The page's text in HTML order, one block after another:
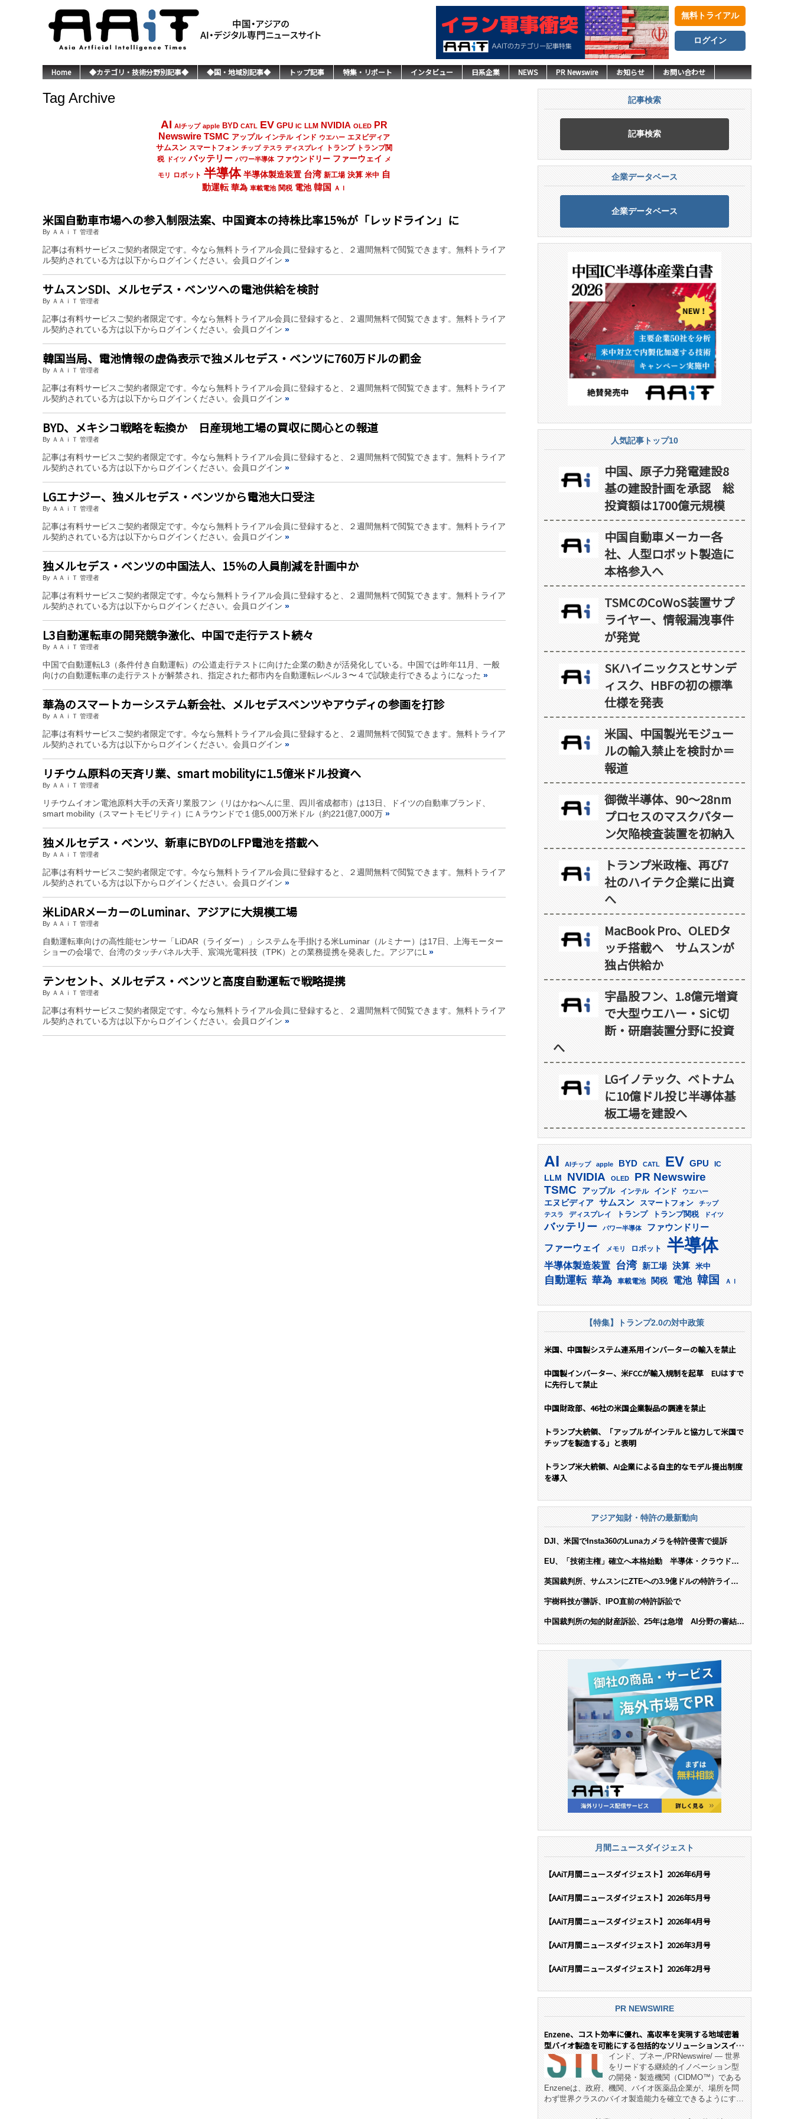
無料トライアル
ログイン
Home ◆カテゴリ・技術分野別記事◆ ◆国・地域別記事◆ トップ記事 特集・リポート インタビュー 日系企業 NEWS PR Newswire お知らせ お問い合わせ
Tag Archive
AI AIチップ apple BYD CATL EV GPU IC LLM NVIDIA OLED PR
Newswire TSMC アップル インテル インド ウエハー エヌビディア
サムスン スマートフォン チップ テスラ ディスプレイ トランプ
トランプ関
税
ドイツ バッテリー パワー半導体 ファウンドリー ファーウェイ メ
モリ ロボット 半導体 半導体製造装置 台湾 新工場 決算 米中 自
動運転 華為 車載電池 関税 電池 韓国 ＡＩ
米国自動車市場への参入制限法案、中国資本の持株比率15%が「レッドライン」に
By ＡＡｉＴ 管理者
記事は有料サービスご契約者限定です。今なら無料トライアル会員に登録すると、２週間無料で閲覧できます。無料トライア
ル契約されている方は以下からログインください。会員ログイン »
サムスンSDI、メルセデス・ベンツへの電池供給を検討
By ＡＡｉＴ 管理者
記事は有料サービスご契約者限定です。今なら無料トライアル会員に登録すると、２週間無料で閲覧できます。無料トライア
ル契約されている方は以下からログインください。会員ログイン »
韓国当局、電池情報の虚偽表示で独メルセデス・ベンツに760万ドルの罰金
By ＡＡｉＴ 管理者
記事は有料サービスご契約者限定です。今なら無料トライアル会員に登録すると、２週間無料で閲覧できます。無料トライア
ル契約されている方は以下からログインください。会員ログイン »
BYD、メキシコ戦略を転換か 日産現地工場の買収に関心との報道
By ＡＡｉＴ 管理者
記事は有料サービスご契約者限定です。今なら無料トライアル会員に登録すると、２週間無料で閲覧できます。無料トライア
ル契約されている方は以下からログインください。会員ログイン »
LGエナジー、独メルセデス・ベンツから電池大口受注
By ＡＡｉＴ 管理者
記事は有料サービスご契約者限定です。今なら無料トライアル会員に登録すると、２週間無料で閲覧できます。無料トライア
ル契約されている方は以下からログインください。会員ログイン »
独メルセデス・ベンツの中国法人、15％の人員削減を計画中か
By ＡＡｉＴ 管理者
記事は有料サービスご契約者限定です。今なら無料トライアル会員に登録すると、２週間無料で閲覧できます。無料トライア
ル契約されている方は以下からログインください。会員ログイン »
L3自動運転車の開発競争激化、中国で走行テスト続々
By ＡＡｉＴ 管理者
中国で自動運転L3（条件付き自動運転）の公道走行テストに向けた企業の動きが活発化している。中国では昨年11月、一般
向けの自動運転車の走行テストが解禁され、指定された都市内を自動運転レベル３〜４で試験走行できるようになった »
華為のスマートカーシステム新会社、メルセデスベンツやアウディの参画を打診
By ＡＡｉＴ 管理者
記事は有料サービスご契約者限定です。今なら無料トライアル会員に登録すると、２週間無料で閲覧できます。無料トライア
ル契約されている方は以下からログインください。会員ログイン »
リチウム原料の天斉リ業、smart mobilityに1.5億米ドル投資へ
By ＡＡｉＴ 管理者
リチウムイオン電池原料大手の天斉リ業股フン（リはかねへんに里、四川省成都市）は13日、ドイツの自動車ブランド、
smart mobility（スマートモビリティ）にＡラウンドで１億5,000万米ドル（約221億7,000万 »
独メルセデス・ベンツ、新車にBYDのLFP電池を搭載へ
By ＡＡｉＴ 管理者
記事は有料サービスご契約者限定です。今なら無料トライアル会員に登録すると、２週間無料で閲覧できます。無料トライア
ル契約されている方は以下からログインください。会員ログイン »
米LiDARメーカーのLuminar、アジアに大規模工場
By ＡＡｉＴ 管理者
自動運転車向けの高性能センサー「LiDAR（ライダー）」システムを手掛ける米Luminar（ルミナー）は17日、上海モーター
ショーの会場で、台湾のタッチパネル大手、宸鴻光電科技（TPK）との業務提携を発表した。アジアにL »
テンセント、メルセデス・ベンツと高度自動運転で戦略提携
By ＡＡｉＴ 管理者
記事は有料サービスご契約者限定です。今なら無料トライアル会員に登録すると、２週間無料で閲覧できます。無料トライア
ル契約されている方は以下からログインください。会員ログイン »
記事検索
記事検索
企業データベース
企業データベース
人気記事トップ10
中国、原子力発電建設8
基の建設計画を承認 総
投資額は1700億元規模
中国自動車メーカー各
社、人型ロボット製造に
本格参入へ
TSMCのCoWoS装置サプ
ライヤー、情報漏洩事件
が発覚
SKハイニックスとサンデ
ィスク、HBFの初の標準
仕様を発表
米国、中国製光モジュー
ルの輸入禁止を検討か＝
報道
御微半導体、90～28nm
プロセスのマスクパター
ン欠陥検査装置を初納入
トランプ米政権、再び7
社のハイテク企業に出資
へ
MacBook Pro、OLEDタ
ッチ搭載へ サムスンが
独占供給か
宇晶股フン、1.8億元増資
で大型ウエハー・SiC切
断・研磨装置分野に投資
へ
LGイノテック、ベトナム
に10億ドル投じ半導体基
板工場を建設へ
AI AIチップ apple BYD CATL EV GPU IC
LLM NVIDIA OLED PR Newswire
TSMC アップル インテル インド ウエハー
エヌビディア サムスン スマートフォン
チップ
テスラ
ディスプレイ トランプ トランプ関税 ドイツ
バッテリー パワー半導体 ファウンドリー
ファーウェイ メモリ ロボット 半導体
半導体製造装置 台湾 新工場 決算 米中
自動運転 華為 車載電池 関税 電池 韓国 ＡＩ
【特集】トランプ2.0の対中政策
米国、中国製システム連系用インバーターの輸入を禁止
中国製インバーター、米FCCが輸入規制を起草 EUはすで
に先行して禁止
中国財政部、46社の米国企業製品の調達を禁止
トランプ大統領、「アップルがインテルと協力して米国で
チップを製造する」と表明
トランプ米大統領、AI企業による自主的なモデル提出制度
を導入
アジア知財・特許の最新動向
DJI、米国でInsta360のLunaカメラを特許侵害で提訴
EU、「技術主権」確立へ本格始動 半導体・クラウド・
英国裁判所、サムスンにZTEへの3.9億ドルの特許ライセ
宇樹科技が勝訴、IPO直前の特許訴訟で
中国裁判所の知的財産訴訟、25年は急増 AI分野の審結件
月間ニュースダイジェスト
【AAiT月間ニュースダイジェスト】2026年6月号
【AAiT月間ニュースダイジェスト】2026年5月号
【AAiT月間ニュースダイジェスト】2026年4月号
【AAiT月間ニュースダイジェスト】2026年3月号
【AAiT月間ニュースダイジェスト】2026年2月号
PR NEWSWIRE
Enzene、コスト効率に優れ、高収率を実現する地域密着
型バイオ製造を可能にする包括的なソリューションスイー
ト「NeX™」 をリリースインド、プネー,/PRNewswire/ — 世界
をリードする継続的イノベーション型
の開発・製造機関（CIDMO™）である
Enzeneは、政府、機関、バイオ医薬品企業が、場所を問
わず世界クラスのバイオ製造能力を確立できるようにす